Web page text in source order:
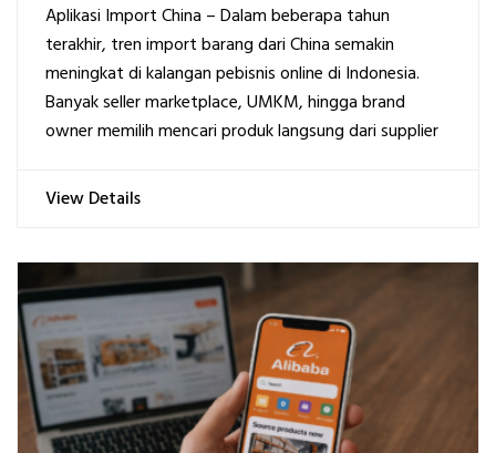
Aplikasi Import China – Dalam beberapa tahun
terakhir, tren import barang dari China semakin
meningkat di kalangan pebisnis online di Indonesia.
Banyak seller marketplace, UMKM, hingga brand
owner memilih mencari produk langsung dari supplier
View Details